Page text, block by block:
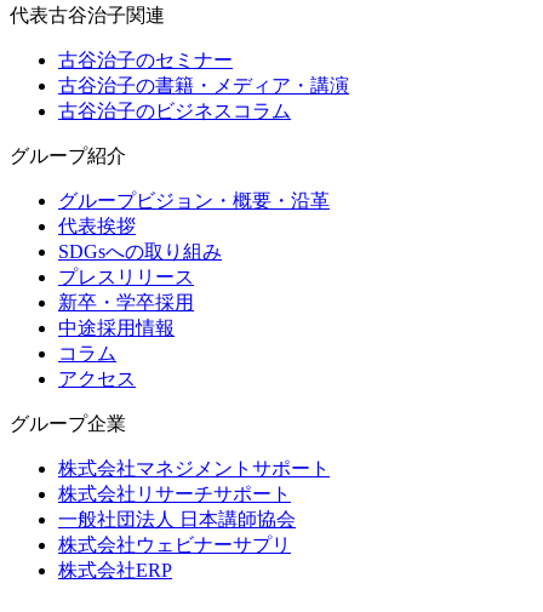
代表古谷治子関連
古谷治子のセミナー
古谷治子の書籍・メディア・講演
古谷治子のビジネスコラム
グループ紹介
グループビジョン・概要・沿革
代表挨拶
SDGsへの取り組み
プレスリリース
新卒・学卒採用
中途採用情報
コラム
アクセス
グループ企業
株式会社マネジメントサポート
株式会社リサーチサポート
一般社団法人 日本講師協会
株式会社ウェビナーサプリ
株式会社ERP